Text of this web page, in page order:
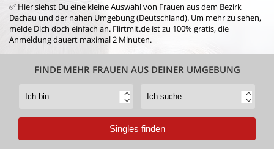
✅ Hier siehst Du eine kleine Auswahl von Frauen aus dem Bezirk
Dachau und der nahen Umgebung (Deutschland). Um mehr zu sehen,
melde Dich doch einfach an. Flirtmit.de ist zu 100% gratis, die
Anmeldung dauert maximal 2 Minuten.
FINDE MEHR FRAUEN AUS DEINER UMGEBUNG